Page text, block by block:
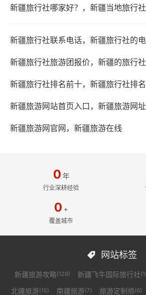
新疆旅行社哪家好？，新疆当地旅行
新疆旅行社联系电话，新疆旅行社的
新疆旅行社旅游团报价，新疆的旅行社
新疆旅行社排名前十，新疆旅行社排名
新疆旅游网站首页入口，新疆旅游网址
新疆旅游网官网，新疆旅游在线
0年
行业深耕经验
0 +
覆盖城市
 网站标签
新疆旅游攻略(129) 新疆飞牛国际旅行社
北疆旅游(15) 南疆旅游(7) 旅游定制师(6)